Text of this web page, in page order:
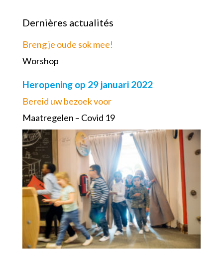
Dernières actualités
Breng je oude sok mee!
Worshop
Heropening op 29 januari 2022
Bereid uw bezoek voor
Maatregelen – Covid 19